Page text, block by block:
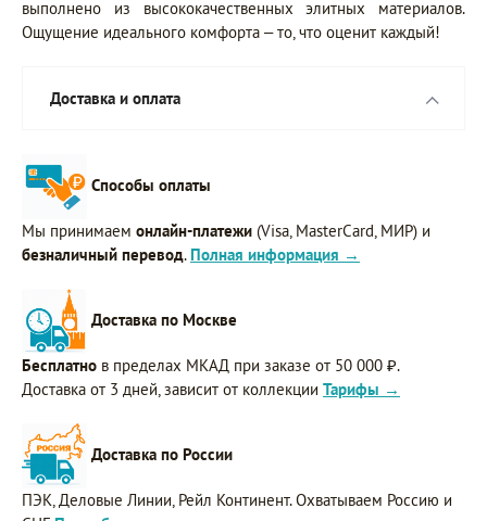
выполнено из высококачественных элитных материалов.
Ощущение идеального комфорта – то, что оценит каждый!
Доставка и оплата
Способы оплаты
Мы принимаем онлайн-платежи (Visa, MasterCard, МИР) и
безналичный перевод. Полная информация →
Доставка по Москве
Бесплатно в пределах МКАД при заказе от 50 000 ₽.
Доставка от 3 дней, зависит от коллекции Тарифы →
Доставка по России
ПЭК, Деловые Линии, Рейл Континент. Охватываем Россию и